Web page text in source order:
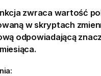
zwraca wartość
w skryptach
odpowiadającą